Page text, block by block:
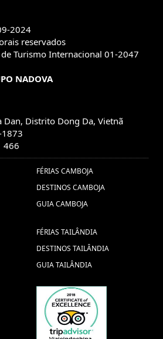
2024
reservados
Turismo Internacional 01-2047
NADOVA
Dan, Distrito Dong Da, Vietnã
466
FÉRIAS CAMBOJA
DESTINOS CAMBOJA
GUIA CAMBOJA
FÉRIAS TAILÂNDIA
DESTINOS TAILÂNDIA
GUIA TAILÂNDIA